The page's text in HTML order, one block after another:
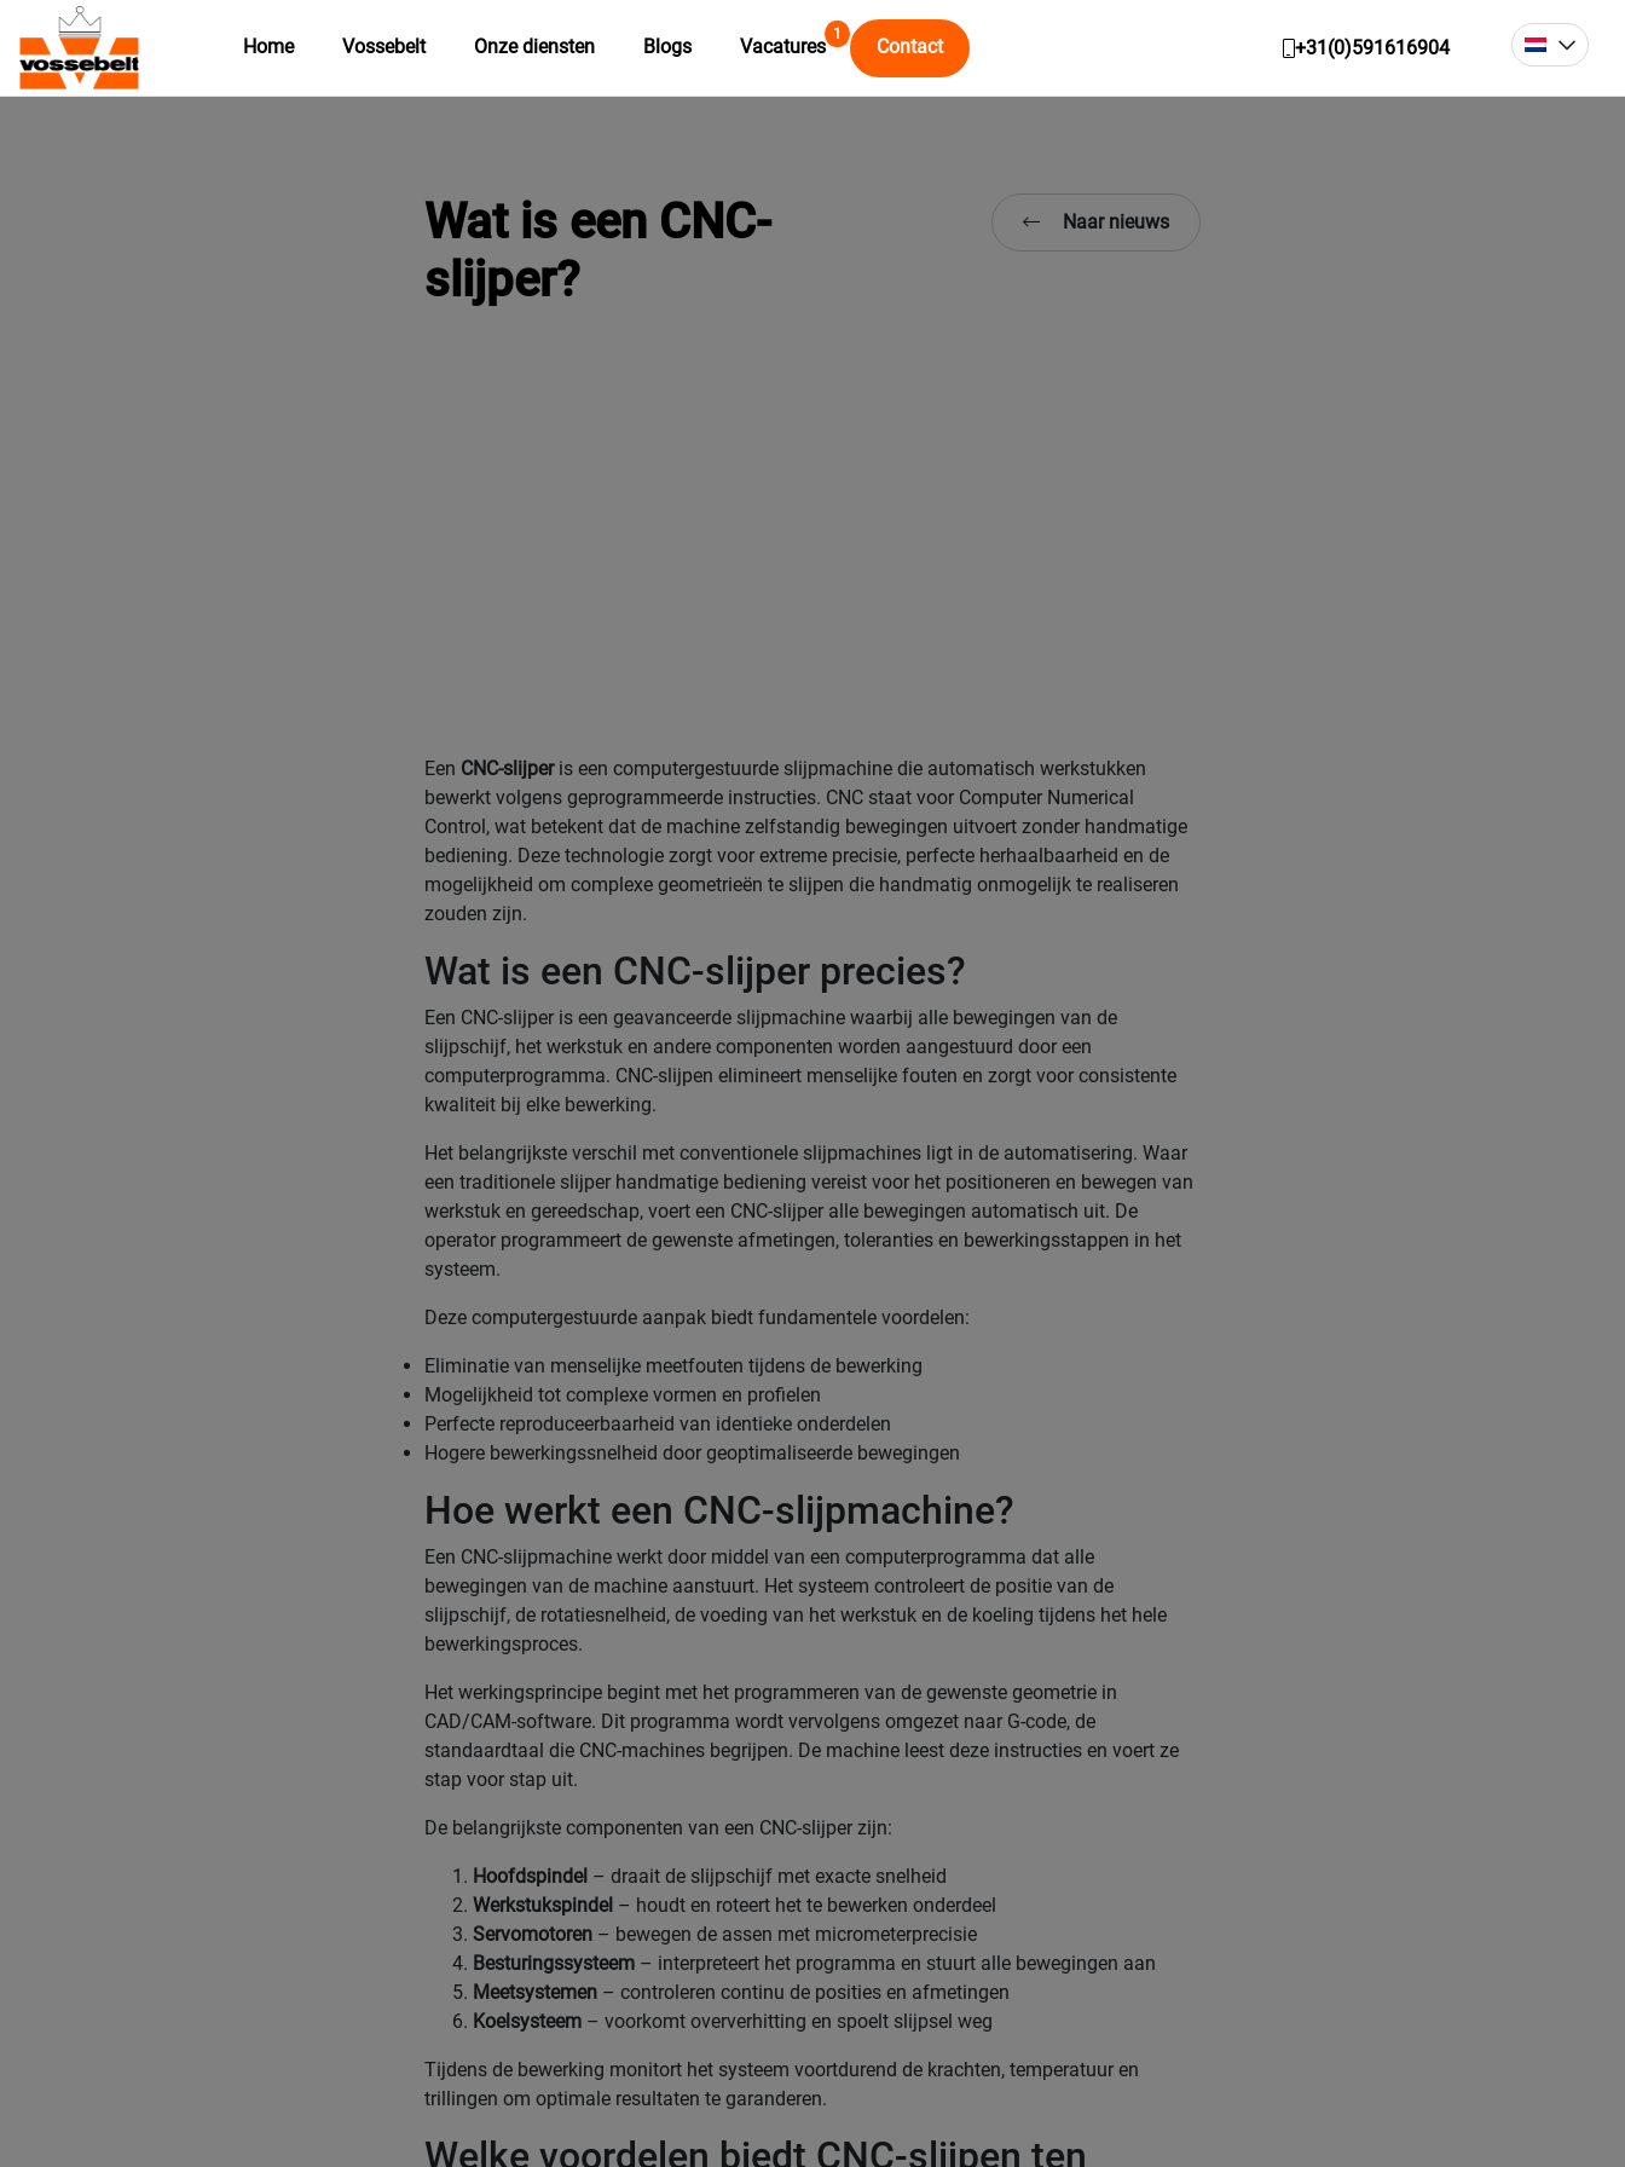
Home Vossebelt Onze diensten Blogs Vacatures Contact
1
+31(0)591616904
Wat is een CNC-
slijper?
Naar nieuws
Een CNC-slijperis een computergestuurde slijpmachine die automatisch werkstukken
bewerkt volgens geprogrammeerde instructies. CNC staat voor Computer Numerical
Control, wat betekent dat de machine zelfstandig bewegingen uitvoert zonder handmatige
bediening. Deze technologie zorgt voor extreme precisie, perfecte herhaalbaarheid en de
mogelijkheid om complexe geometrieën te slijpen die handmatig onmogelijk te realiseren
zouden zijn.
Wat is een CNC-slijper precies?
Een CNC-slijper is een geavanceerde slijpmachine waarbij alle bewegingen van de
slijpschijf, het werkstuk en andere componenten worden aangestuurd door een
computerprogramma. CNC-slijpen elimineert menselijke fouten en zorgt voor consistente
kwaliteit bij elke bewerking.
Het belangrijkste verschil met conventionele slijpmachines ligt in de automatisering. Waar
een traditionele slijper handmatige bediening vereist voor het positioneren en bewegen van
werkstuk en gereedschap, voert een CNC-slijper alle bewegingen automatisch uit. De
operator programmeert de gewenste afmetingen, toleranties en bewerkingsstappen in het
systeem.
Deze computergestuurde aanpak biedt fundamentele voordelen:
Eliminatie van menselijke meetfouten tijdens de bewerking
Mogelijkheid tot complexe vormen en profielen
Perfecte reproduceerbaarheid van identieke onderdelen
Hogere bewerkingssnelheid door geoptimaliseerde bewegingen
Hoe werkt een CNC-slijpmachine?
Een CNC-slijpmachine werkt door middel van een computerprogramma dat alle
bewegingen van de machine aanstuurt. Het systeem controleert de positie van de
slijpschijf, de rotatiesnelheid, de voeding van het werkstuk en de koeling tijdens het hele
bewerkingsproces.
Het werkingsprincipe begint met het programmeren van de gewenste geometrie in
CAD/CAM-software. Dit programma wordt vervolgens omgezet naar G-code, de
standaardtaal die CNC-machines begrijpen. De machine leest deze instructies en voert ze
stap voor stap uit.
De belangrijkste componenten van een CNC-slijper zijn:
Hoofdspindel – draait de slijpschijf met exacte snelheid
Werkstukspindel – houdt en roteert het te bewerken onderdeel
Servomotoren – bewegen de assen met micrometerprecisie
Besturingssysteem – interpreteert het programma en stuurt alle bewegingen aan
Meetsystemen – controleren continu de posities en afmetingen
Koelsysteem – voorkomt oververhitting en spoelt slijpsel weg
Tijdens de bewerking monitort het systeem voortdurend de krachten, temperatuur en
trillingen om optimale resultaten te garanderen.
Welke voordelen biedt CNC-slijpen ten